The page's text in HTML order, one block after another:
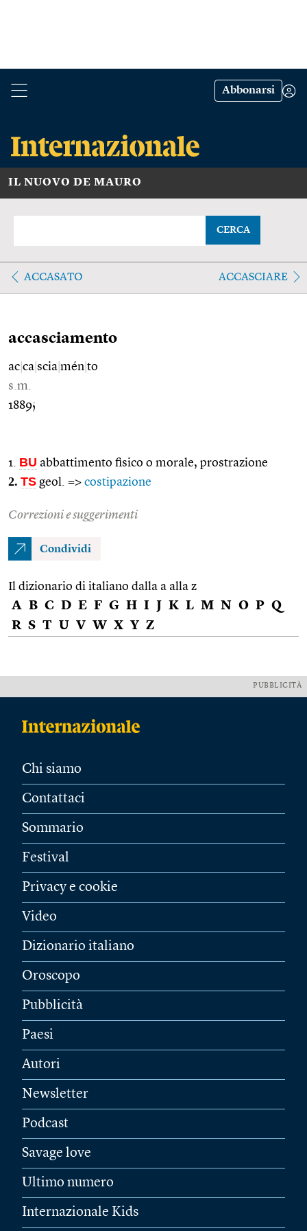
Abbonarsi
IL NUOVO DE MAURO
CERCA
ACCASATO ACCASCIARE
accasciamento
ac ca scia mén to
s.m.
1889;
1. BU abbattimento fisico o morale, prostrazione
2. TS geol. => costipazione
Correzioni e suggerimenti
Condividi
Il dizionario di italiano dalla a alla z
A B C D E F G H I J K L M N O P Q
R S T U V W X Y Z
PUBBLICITÀ
Chi siamo
Contattaci
Sommario
Festival
Privacy e cookie
Video
Dizionario italiano
Oroscopo
Pubblicità
Paesi
Autori
Newsletter
Podcast
Savage love
Ultimo numero
Internazionale Kids